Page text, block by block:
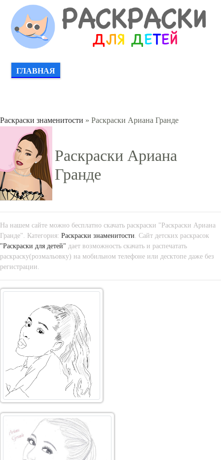
ГЛАВНАЯ
Раскраски знаменитости » Раскраски Ариана Гранде
Раскраски Ариана
Гранде
На нашем сайте можно бесплатно скачать раскраски "Раскраски Ариана
Гранде". Категория: Раскраски знаменитости. Сайт детских раскрасок
"Раскраски для детей" дает возможность скачать и распечатать
раскраску(розмальовку) на мобильном телефоне или десктопе даже без
регистрации.